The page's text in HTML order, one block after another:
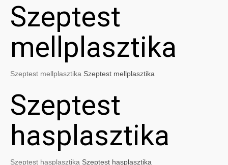
Szeptest
mellplasztika
Szeptest mellplasztika Szeptest mellplasztika
Szeptest
hasplasztika
Szeptest hasplasztika Szeptest hasplasztika